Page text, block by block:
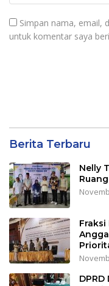
Simpan nama, email,
untuk komentar saya
Berita Terbaru
Nelly